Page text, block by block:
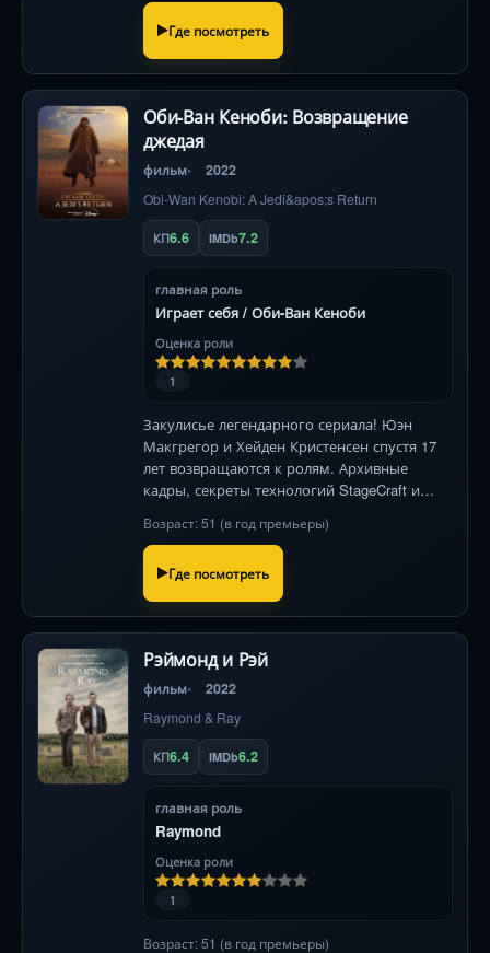
Где посмотреть
Оби-Ван Кеноби: Возвращение
джедая
фильм 2022
Obi-Wan Kenobi: A Jedi&apos;s Return
КП6.6 IMDb7.2
главная роль
Играет себя / Оби-Ван Кеноби
Оценка роли
1
Закулисье легендарного сериала! Юэн
Макгрегор и Хейден Кристенсен спустя 17
лет возвращаются к ролям. Архивные
кадры, секреты технологий StageCraft и
«ситха».
Возраст: 51 (в год премьеры)
Где посмотреть
Рэймонд и Рэй
фильм 2022
Raymond & Ray
КП6.4 IMDb6.2
главная роль
Raymond
Оценка роли
1
Возраст: 51 (в год премьеры)